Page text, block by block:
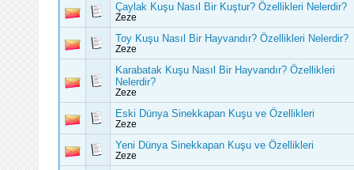
Çaylak Kuşu Nasıl Bir Kuştur? Özellikleri Nelerdir?
Zeze
Toy Kuşu Nasıl Bir Hayvandır? Özellikleri Nelerdir?
Zeze
Karabatak Kuşu Nasıl Bir Hayvandır? Özellikleri
Nelerdir?
Zeze
Eski Dünya Sinekkapan Kuşu ve Özellikleri
Zeze
Yeni Dünya Sinekkapan Kuşu ve Özellikleri
Zeze